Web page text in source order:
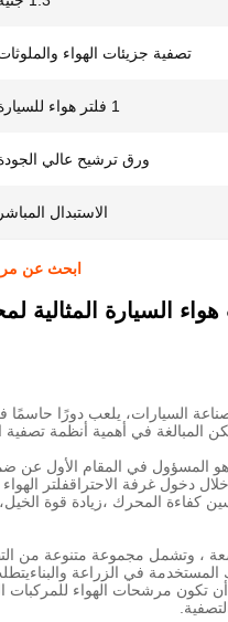
تصفية جزيئات الهواء
1 فلتر هواء للسيارة
ورق ترشيح عالي
الاستبدال المباشر
ابحث عن
السيارة المثالية
السيارات، يلعب دورًا حاسمًا
المبالغة في أهمية أنظمة تصفية
هو المسؤول في المقام الأول
غرفة الاحتراقفلتر الهواء
كفاءة المحرك ،زيادة قوة
وتشمل مجموعة متنوعة من
في الزراعة
مرشحات الهواء للمركبات